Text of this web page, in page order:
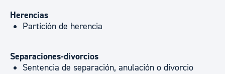
Herencias
Partición de herencia
Separaciones-divorcios
Sentencia de separación, anulación o divorcio